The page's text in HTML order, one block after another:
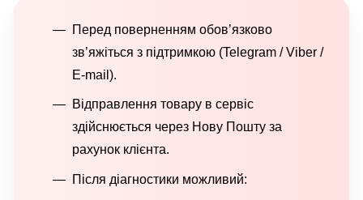
Перед поверненням обов’язково
зв’яжіться з підтримкою (Telegram / Viber /
E-mail).
Відправлення товару в сервіс
здійснюється через Нову Пошту за
рахунок клієнта.
Після діагностики можливий: